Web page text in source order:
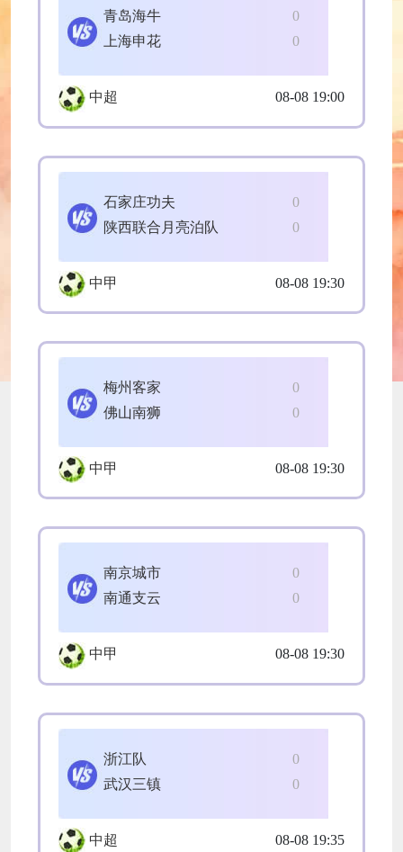
0
青岛海牛
0
上海申花
中超 08-08 19:00
0
石家庄功夫
0
陕西联合月亮泊队
中甲 08-08 19:30
0
梅州客家
0
佛山南狮
中甲 08-08 19:30
0
南京城市
0
南通支云
中甲 08-08 19:30
0
浙江队
0
武汉三镇
中超 08-08 19:35